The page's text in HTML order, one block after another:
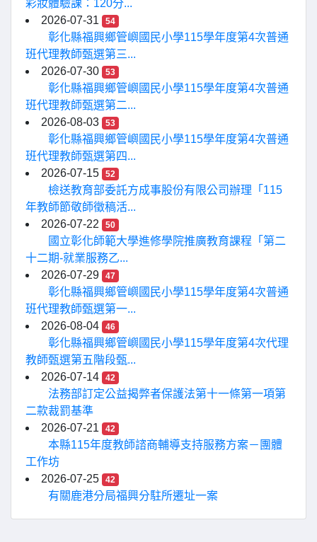
彩妝體驗課：120分...
2026-07-31
54
彰化縣福興鄉管嶼國民小學115學年度第4次普通
班代理教師甄選第三...
2026-07-30
53
彰化縣福興鄉管嶼國民小學115學年度第4次普通
班代理教師甄選第二...
2026-08-03
53
彰化縣福興鄉管嶼國民小學115學年度第4次普通
班代理教師甄選第四...
2026-07-15
52
檢送教育部委託方成事股份有限公司辦理「115
年教師節敬師徵稿活...
2026-07-22
50
國立彰化師範大學進修學院推廣教育課程「第二
十二期-就業服務乙...
2026-07-29
47
彰化縣福興鄉管嶼國民小學115學年度第4次普通
班代理教師甄選第一...
2026-08-04
46
彰化縣福興鄉管嶼國民小學115學年度第4次代理
教師甄選第五階段甄...
2026-07-14
42
法務部訂定公益揭弊者保護法第十一條第一項第
二款裁罰基準
2026-07-21
42
本縣115年度教師諮商輔導支持服務方案－團體
工作坊
2026-07-25
42
有關鹿港分局福興分駐所遷址一案